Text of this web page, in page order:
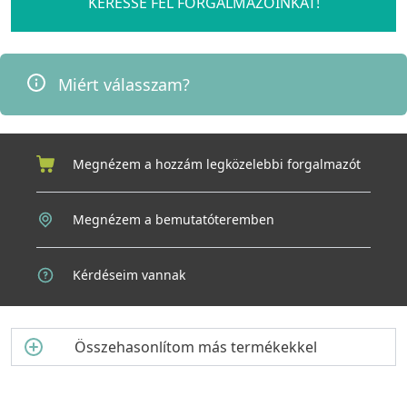
Miért válasszam?
Megnézem a hozzám legközelebbi forgalmazót
Megnézem a bemutatóteremben
Kérdéseim vannak
Összehasonlítom más termékekkel